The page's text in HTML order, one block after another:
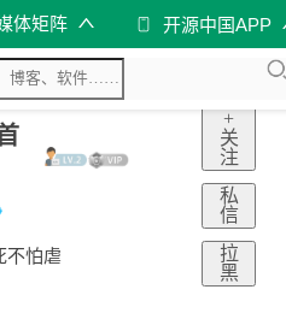
体矩阵 开源中国APP
不怕虐
+
关
注
私
信
拉
黑